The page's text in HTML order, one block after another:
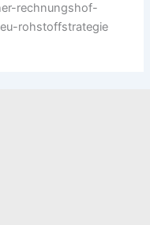
rechnungshof-
rohstoffstrategie